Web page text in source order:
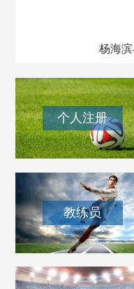
杨海
个人注册
教练员